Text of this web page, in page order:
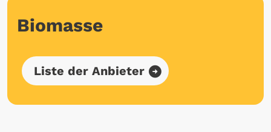
Biomasse
Liste der Anbieter